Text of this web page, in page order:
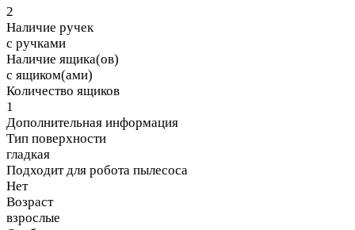
2
Наличие ручек
с ручками
Наличие ящика(ов)
с ящиком(ами)
Количество ящиков
1
Дополнительная информация
Тип поверхности
гладкая
Подходит для робота пылесоса
Нет
Возраст
взрослые